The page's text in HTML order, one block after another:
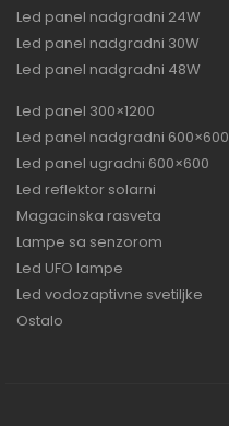
Led panel nadgradni 24W
Led panel nadgradni 30W
Led panel nadgradni 48W
Led panel 300×1200
Led panel nadgradni 600×600
Led panel ugradni 600×600
Led reflektor solarni
Magacinska rasveta
Lampe sa senzorom
Led UFO lampe
Led vodozaptivne svetiljke
Ostalo